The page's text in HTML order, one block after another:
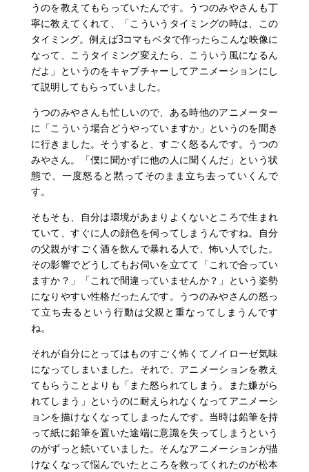
うのを教えてもらっていたんです。うつのみやさんも丁
寧に教えてくれて、「こういうタイミングの時は、この
タイミング。例えば3コマもベタで作ったらこんな映像に
なって、こうタイミング変えたら、こういう風になるん
だよ」というのをキャプチャーしてアニメーションにし
て説明してもらっていました。
うつのみやさんも忙しいので、ある時他のアニメーター
に「こういう場合どうやっていますか」というのを聞き
に行きました。そうすると、すごく怒るんです。うつの
みやさん。「僕に聞かずに他の人に聞くんだ」という状
態で、一度怒ると黙ってそのまま立ち去っていくんで
す。
そもそも、自分は環境があまりよくないところで生まれ
ていて、すぐに人の顔色を伺ってしまうんですね。自分
の父親がすごく酒を飲んで暴れる人で、怖い人でした。
その影響でどうしてもお伺いを立てて「これで合ってい
ますか？」「これで間違っていませんか？」という姿勢
になりやすい性格だったんです。うつのみやさんの怒っ
て立ち去るという行動は父親と重なってしまうんです
ね。
それが自分にとってはものすごく怖くてノイローゼ気味
になってしまいました。それで、アニメーションを教え
てもらうことよりも「また怒られてしまう。また嫌がら
れてしまう」というのに耐えられなくなってアニメーシ
ョンを描けなくなってしまったんです。当時は鉛筆を持
って紙に鉛筆を置いた途端に意識を失ってしまうという
のがずっと続いていました。そんなアニメーションが描
けなくなって悩んでいたところを救ってくれたのが松本